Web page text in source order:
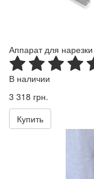
Аппарат для
В наличии
3 318 грн.
Купить